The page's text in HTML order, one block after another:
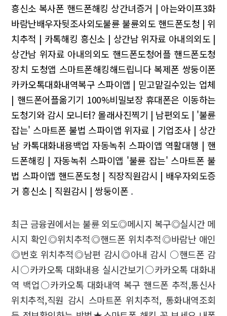
흥신소 복사폰 핸드폰해킹 상간녀증거 | 아는와이프3화
바람난배우자뒷조사외도불륜 불륜외도핸드폰도청 | 위
치추적 | 카톡해킹 흥신소 | 상간남 위자료 아내의외도 |
상간남 위자료 아내의외도 핸드폰도청어플 핸드폰도청
장치 도청앱 스마트폰해킹해드립니다 복제폰 쌍둥이폰
카카오톡대화내역복구 스파이앱 | 믿고맡길수있는 업체
| 핸드폰어플옮기기 100%비밀보장 휴대폰은 이동하는
도청기와 감시 모니터? 몰래사진찍기 | 남편외도 | '불륜
잡는' 스마트폰 불법 스파이앱 위자료 | 기업조사 | 상간
남 카톡대화내용백업 자동녹취 스파이앱 역활대행 | 핸
드폰해킹 | 자동녹취 스파이앱 '불륜 잡는' 스마트폰 불
법 스파이앱 핸드폰도청 | 직장직원감시 | 배우자외도증
거 흥신소 | 직원감시 | 쌍둥이폰 .
최근 금융권에서는 불륜 외도◎메시지 복구◎실시간 메
시지 확인◎위치추적◎핸드폰 위치추적◎바람난 애인
◎번호 위치추적◎남편 감시◎아내 감시 ○핸드폰 감
시○카카오톡 대화내용 실시간보기○카카오톡 대화내
역 백업○카카오톡 대화내역 복구 핸드폰 추적,통신사
위치추적,직원 감시 스마트폰 위치추적, 통화내역조회